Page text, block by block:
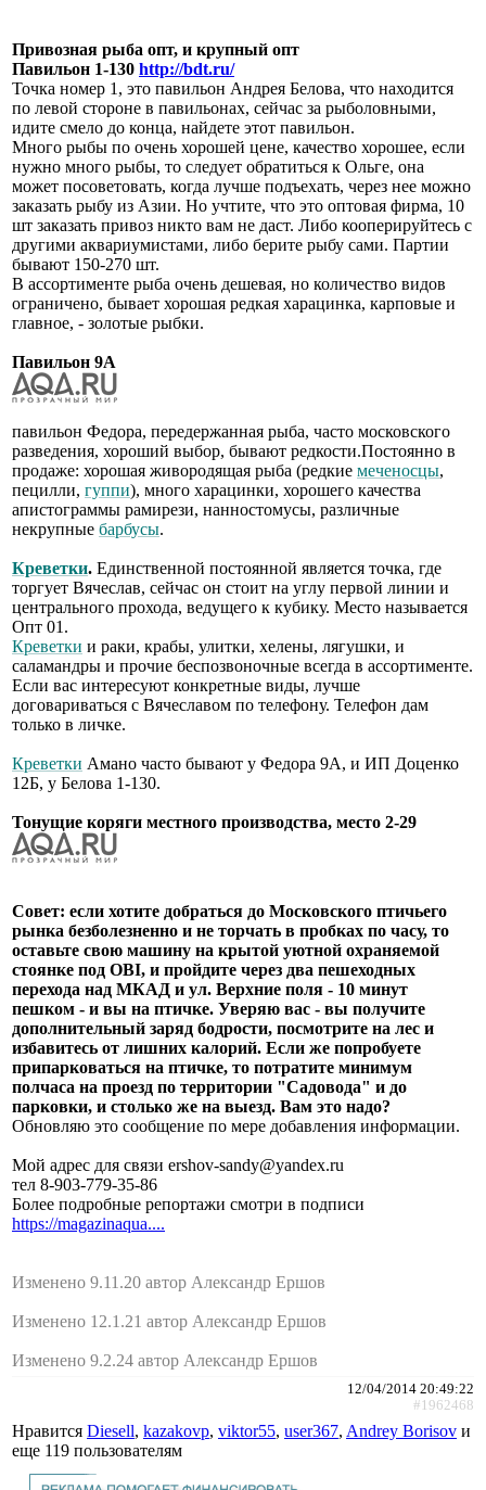
Привозная рыба опт, и крупный опт
Павильон 1-130 http://bdt.ru/
Точка номер 1, это павильон Андрея Белова, что находится
по левой стороне в павильонах, сейчас за рыболовными,
идите смело до конца, найдете этот павильон.
Много рыбы по очень хорошей цене, качество хорошее, если
нужно много рыбы, то следует обратиться к Ольге, она
может посоветовать, когда лучше подъехать, через нее можно
заказать рыбу из Азии. Но учтите, что это оптовая фирма, 10
шт заказать привоз никто вам не даст. Либо кооперируйтесь с
другими аквариумистами, либо берите рыбу сами. Партии
бывают 150-270 шт.
В ассортименте рыба очень дешевая, но количество видов
ограничено, бывает хорошая редкая харацинка, карповые и
главное, - золотые рыбки.
Павильон 9А
павильон Федора, передержанная рыба, часто московского
разведения, хороший выбор, бывают редкости.Постоянно в
продаже: хорошая живородящая рыба (редкие меченосцы,
пецилли, гуппи), много харацинки, хорошего качества
апистограммы рамирези, нанностомусы, различные
некрупные барбусы.
Креветки. Единственной постоянной является точка, где
торгует Вячеслав, сейчас он стоит на углу первой линии и
центрального прохода, ведущего к кубику. Место называется
Опт 01.
Креветки и раки, крабы, улитки, хелены, лягушки, и
саламандры и прочие беспозвоночные всегда в ассортименте.
Если вас интересуют конкретные виды, лучше
договариваться с Вячеславом по телефону. Телефон дам
только в личке.
Креветки Амано часто бывают у Федора 9А, и ИП Доценко
12Б, у Белова 1-130.
Тонущие коряги местного производства, место 2-29
Совет: если хотите добраться до Московского птичьего
рынка безболезненно и не торчать в пробках по часу, то
оставьте свою машину на крытой уютной охраняемой
стоянке под OBI, и пройдите через два пешеходных
перехода над МКАД и ул. Верхние поля - 10 минут
пешком - и вы на птичке. Уверяю вас - вы получите
дополнительный заряд бодрости, посмотрите на лес и
избавитесь от лишних калорий. Если же попробуете
припарковаться на птичке, то потратите минимум
полчаса на проезд по территории "Садовода" и до
парковки, и столько же на выезд. Вам это надо?
Обновляю это сообщение по мере добавления информации.
Мой адрес для связи ershov-sandy@yandex.ru
тел 8-903-779-35-86
Более подробные репортажи смотри в подписи
https://magazinaqua....
Изменено 9.11.20 автор Александр Ершов
Изменено 12.1.21 автор Александр Ершов
Изменено 9.2.24 автор Александр Ершов
12/04/2014 20:49:22
#1962468
Нравится Diesell, kazakovp, viktor55, user367, Andrey Borisov и
еще 119 пользователям